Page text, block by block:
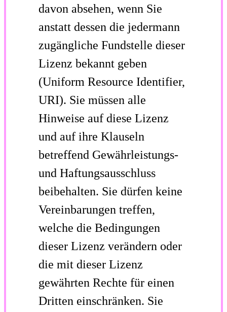
davon absehen, wenn Sie
anstatt dessen die jedermann
zugängliche Fundstelle dieser
Lizenz bekannt geben
(Uniform Resource Identifier,
URI). Sie müssen alle
Hinweise auf diese Lizenz
und auf ihre Klauseln
betreffend Gewährleistungs-
und Haftungsausschluss
beibehalten. Sie dürfen keine
Vereinbarungen treffen,
welche die Bedingungen
dieser Lizenz verändern oder
die mit dieser Lizenz
gewährten Rechte für einen
Dritten einschränken. Sie